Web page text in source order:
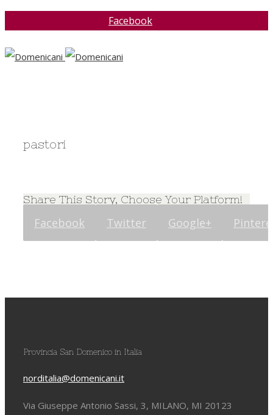
Facebook
pastori
Share This Story, Choose Your Platform!
Facebook Twitter Google+
Provincia San Domenico in Italia
norditalia@domenicani.it
Via Giuseppe Antonio Sassi, 3, MILANO, MI 20123